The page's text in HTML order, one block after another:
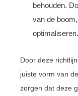
behouden.
van de
optimaliseren.
Door deze
juiste vorm van
zorgen dat deze